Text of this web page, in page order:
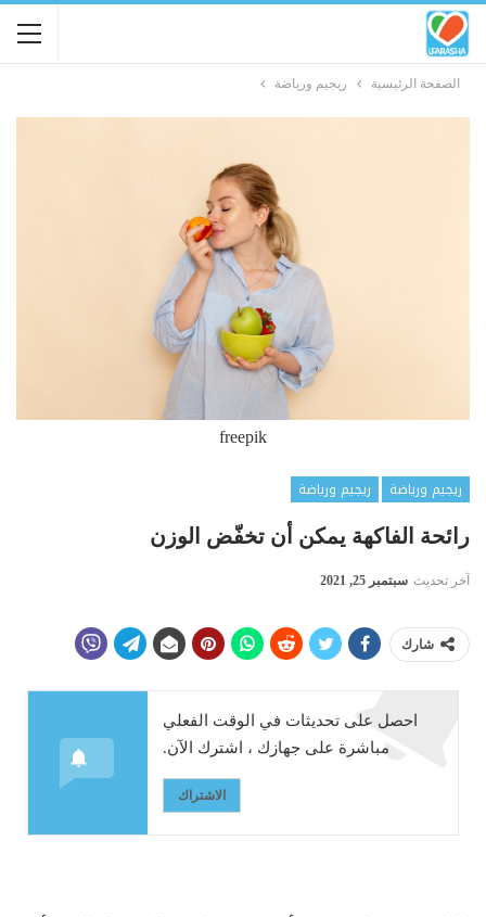
الصفحة الرئيسية ريجيم ورياضة
freepik
ريجيم ورياضة
ريجيم ورياضة
رائحة الفاكهة يمكن أن تخفّض الوزن
آخر تحديث سبتمبر 25, 2021
شارك
احصل على تحديثات في الوقت الفعلي
مباشرة على جهازك ، اشترك الآن.
الاشتراك